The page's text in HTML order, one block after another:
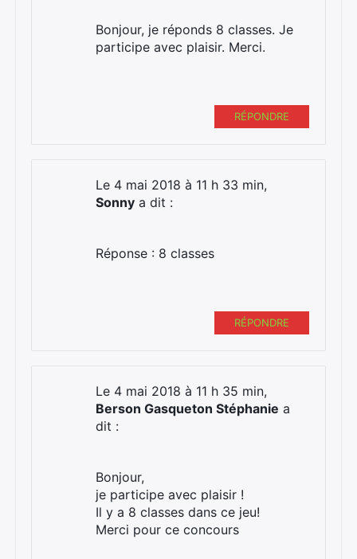
Bonjour, je réponds 8 classes. Je
participe avec plaisir. Merci.
RÉPONDRE
Le 4 mai 2018 à 11 h 33 min,
Sonny a dit :
Réponse : 8 classes
RÉPONDRE
Le 4 mai 2018 à 11 h 35 min,
Berson Gasqueton Stéphanie a
dit :
Bonjour,
je participe avec plaisir !
Il y a 8 classes dans ce jeu!
Merci pour ce concours